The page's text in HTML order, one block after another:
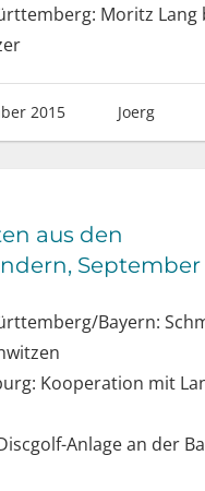
Moritz Lang
2015 Joerg
aus den
September
Bayern:
Kooperation mit
Anlage an der